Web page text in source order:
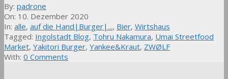
By: padrone
On: 10. Dezember 2020
In: alle, auf die Hand|Burger|..., Bier, Wirtshaus
Tagged: Ingolstadt Blog, Tohru Nakamura, Umai Streetfood
Market, Yakitori Burger, Yankee&Kraut, ZWØLF
With: 0 Comments